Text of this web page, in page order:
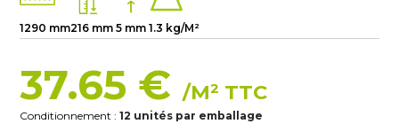
1290 mm216 mm 5 mm 1.3 kg/M²
37.65 €/M² TTC
Conditionnement :12 unités par emballage